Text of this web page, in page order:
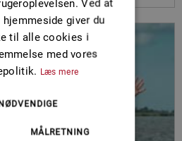
Ved at
hjemmeside giver du
til alle cookies i
med vores
Læs mere
MÅLRETNING